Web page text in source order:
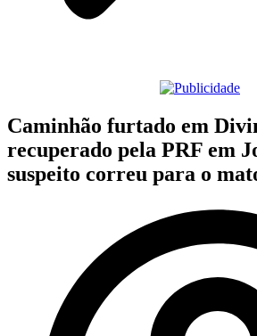
Caminhão furtado em
recuperado pela PRF em
suspeito correu para o